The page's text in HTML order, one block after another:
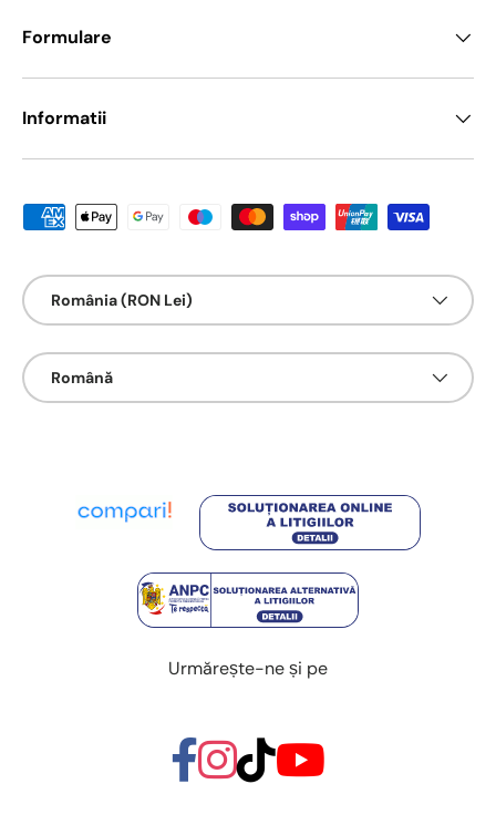
Formulare
Informatii
Metode de platā acceptate
Țarǎ/Regiune
România (RON Lei)
Limbā
Română
Urmărește-ne și pe